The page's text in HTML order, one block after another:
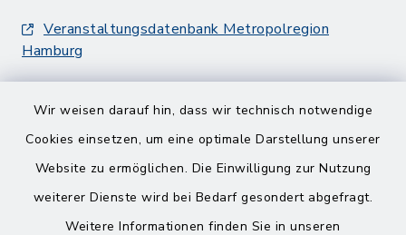
Wir weisen darauf hin, dass wir technisch notwendige
Cookies einsetzen, um eine optimale Darstellung unserer
Website zu ermöglichen. Die Einwilligung zur Nutzung
weiterer Dienste wird bei Bedarf gesondert abgefragt.
Weitere Informationen finden Sie in unseren
Veranstaltungsdatenbank Metropolregion
Hamburg